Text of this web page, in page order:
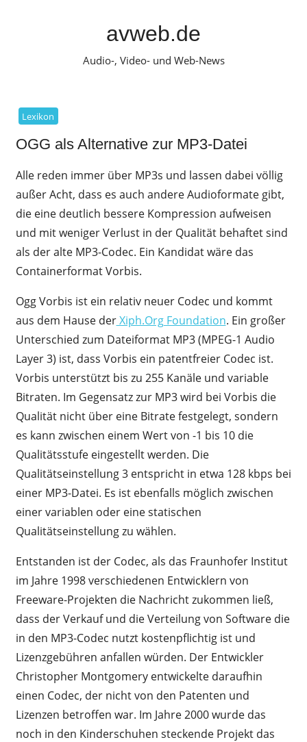
avweb.de
Audio-, Video- und Web-News
Lexikon
OGG als Alternative zur MP3-Datei
Alle reden immer über MP3s und lassen dabei völlig
außer Acht, dass es auch andere Audioformate gibt,
die eine deutlich bessere Kompression aufweisen
und mit weniger Verlust in der Qualität behaftet sind
als der alte MP3-Codec. Ein Kandidat wäre das
Containerformat Vorbis.
Ogg Vorbis ist ein relativ neuer Codec und kommt
aus dem Hause derXiph.Org Foundation. Ein großer
Unterschied zum Dateiformat MP3 (MPEG-1 Audio
Layer 3) ist, dass Vorbis ein patentfreier Codec ist.
Vorbis unterstützt bis zu 255 Kanäle und variable
Bitraten. Im Gegensatz zur MP3 wird bei Vorbis die
Qualität nicht über eine Bitrate festgelegt, sondern
es kann zwischen einem Wert von -1 bis 10 die
Qualitätsstufe eingestellt werden. Die
Qualitätseinstellung 3 entspricht in etwa 128 kbps bei
einer MP3-Datei. Es ist ebenfalls möglich zwischen
einer variablen oder eine statischen
Qualitätseinstellung zu wählen.
Entstanden ist der Codec, als das Fraunhofer Institut
im Jahre 1998 verschiedenen Entwicklern von
Freeware-Projekten die Nachricht zukommen ließ,
dass der Verkauf und die Verteilung von Software die
in den MP3-Codec nutzt kostenpflichtig ist und
Lizenzgebühren anfallen würden. Der Entwickler
Christopher Montgomery entwickelte daraufhin
einen Codec, der nicht von den Patenten und
Lizenzen betroffen war. Im Jahre 2000 wurde das
noch in den Kinderschuhen steckende Projekt das